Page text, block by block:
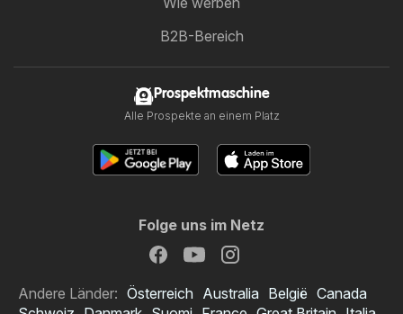
B2B-Bereich
Prospektmaschine
Alle Prospekte an einem Platz
Folge uns im Netz
Andere Länder: Österreich Australia België Canada